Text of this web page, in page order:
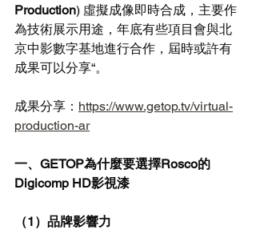
Production) 虛擬成像即時合成，主要作
為技術展示用途，年底有些項目會與北
京中影數字基地進行合作，屆時或許有
成果可以分享“。
成果分享： https://www.getop.tv/virtual-
production-ar
一、GETOP為什麼要選擇Rosco的
Digicomp HD影視漆
（1）品牌影響力